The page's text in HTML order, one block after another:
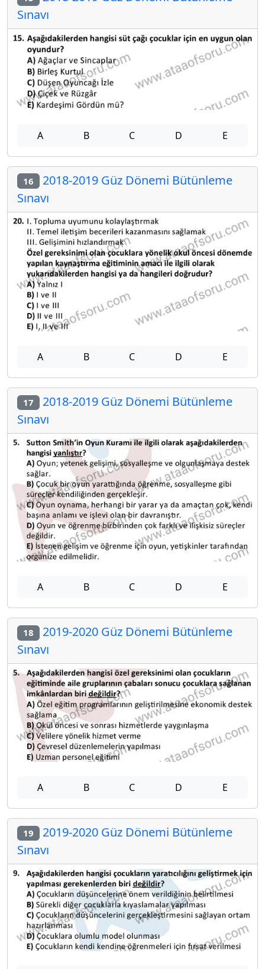
Sınavı
A B C D E
16 2018-2019 Güz Dönemi Bütünleme
Sınavı
A B C D E
17 2018-2019 Güz Dönemi Bütünleme
Sınavı
A B C D E
18 2019-2020 Güz Dönemi Bütünleme
Sınavı
A B C D E
19 2019-2020 Güz Dönemi Bütünleme
Sınavı